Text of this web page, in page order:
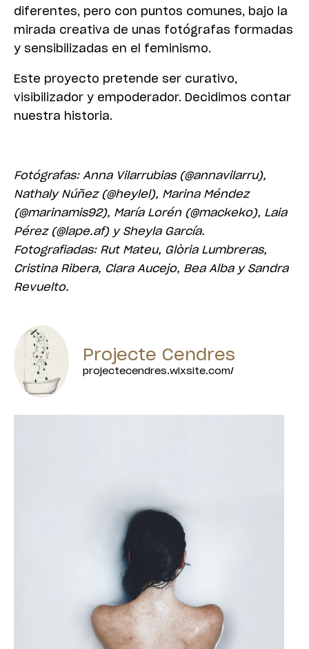
diferentes, pero con puntos comunes, bajo la
mirada creativa de unas fotógrafas formadas
y sensibilizadas en el feminismo.
Este proyecto pretende ser curativo,
visibilizador y empoderador. Decidimos contar
nuestra historia.
Fotógrafas: Anna Vilarrubias (@annavilarru),
Nathaly Núñez (@heylel), Marina Méndez
(@marinamis92), María Lorén (@mackeko), Laia
Pérez (@lape.af) y Sheyla García.
Fotografiadas: Rut Mateu, Glòria Lumbreras,
Cristina Ribera, Clara Aucejo, Bea Alba y Sandra
Revuelto.
Projecte Cendres
projectecendres.wixsite.com/